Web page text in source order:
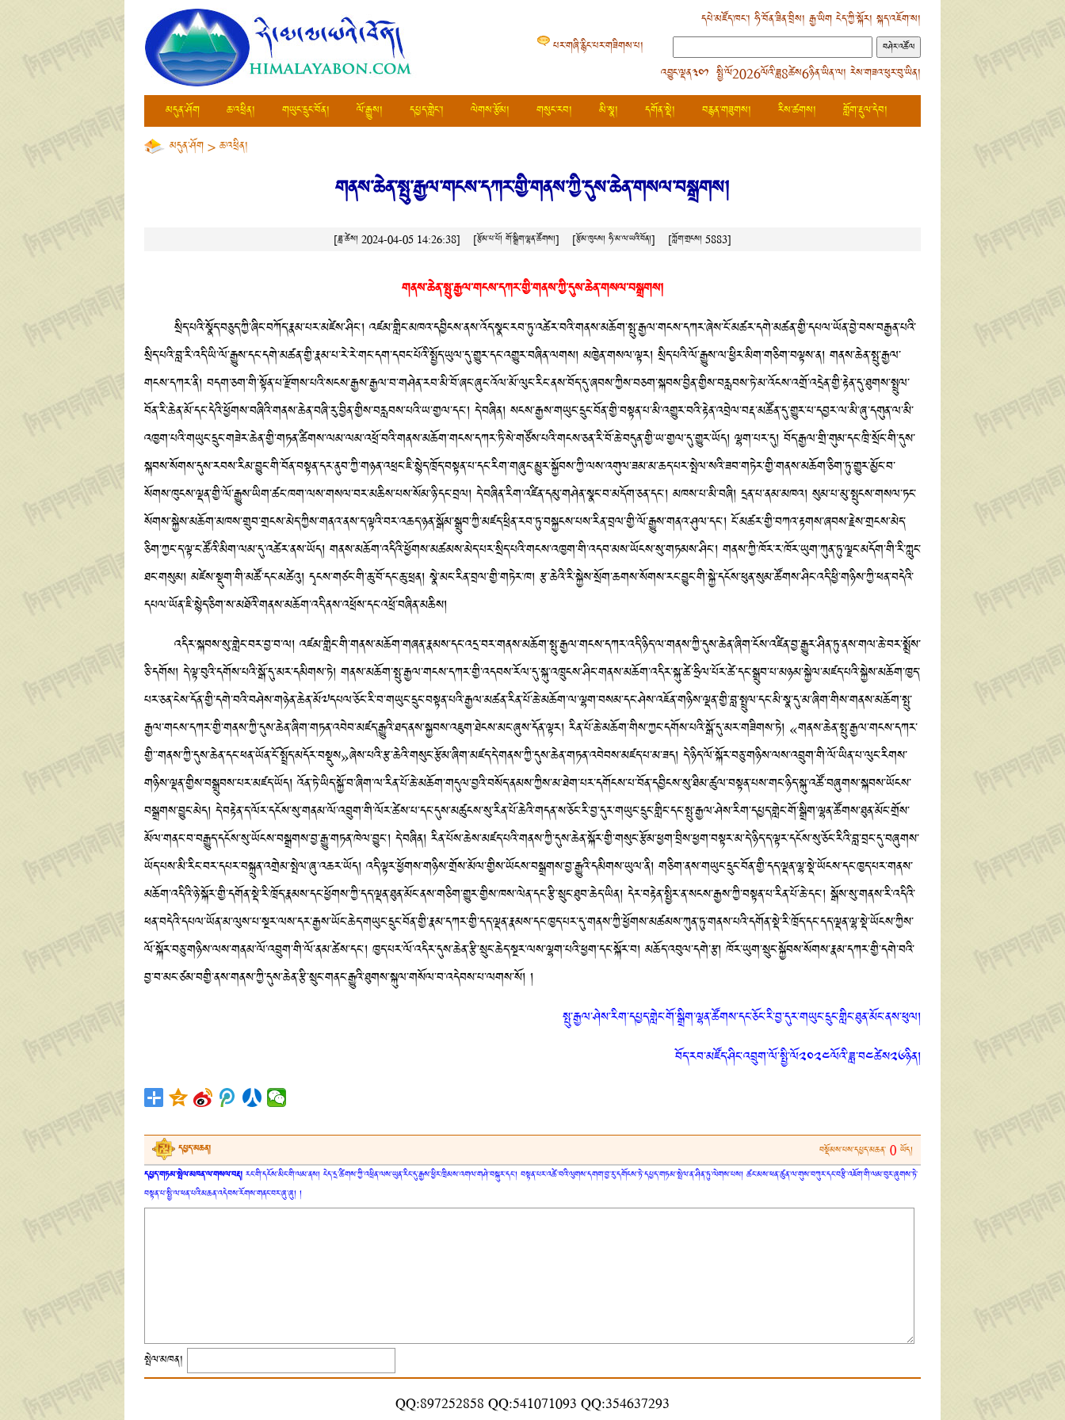
དཔེ་མཛོད་ཁང་། ཧི་བོན་ཟིན་བྲིས། རྒྱ་ཡིགངེད་ཀྱི་སྐོར། སྐད་འཇོག་ས།
པར་གཞི་རྙིང་པར་གཟིགས་པ།
འབྱུང་ལྡན༣༠༡ སྤྱི་ལོ2026ལོའི་ཟླ8ཚེས6ཉིན་ཡིན་ལ། རེས་གཟའ་ཕུར་བུ་ཡིན།
མདུན་ཤོག
ཆ་འཕྲིན། གཡུང་དྲུང་བོན། ལོ་རྒྱུས། དཔྱད་གླེང་། ལེགས་རྩོམ། གསུང་རབ། མི་སྣ། དགོན་སྡེ། བརྙན་གཟུགས། རིས་ཚགས།
གློག་རྡུལ་དེབ།
མདུན་ཤོག>ཆ་འཕྲིན།
​​​​​​​གནས་ཆེན་སྤུ་རྒྱལ་གངས་དཀར་གྱི་གནས་ཀྱི་དུས་ཆེན་གསལ་བསྒྲགས།
[ཟླ་ཚེས། 2024-04-05 14:26:38] [རྩོམ་པ་པོ། གོ་སྒྲིག་ལྷན་ཚོགས།] [རྩོམ་ཁུངས། ཧི་མ་ལ་ཡའི་བོན།] [ཀློག་གྲངས། 5883]
གནས་ཆེན་སྤུ་རྒྱལ་གངས་དཀར་གྱི་གནས་ཀྱི་དུས་ཆེན་གསལ་བསྒྲགས།
སྲིད་པའི་སྣོད་བཅུད་ཀྱི་ཞིང་བཀོད་རྣམ་པར་མཛེས་ཤིང་། འཛམ་གླིང་མཁའ་དབྱིངས་ནས་འོད་སྣང་རབ་ཏུ་འཚེར་བའི་གནས་མཆོག་སྤུ་རྒྱལ་གངས་དཀར་ཞེས་ངོ་མཚར་དགེ་མཚན་གྱི་དཔལ་ཡོན་བྱེ་བས་བརྒྱན་པའི་
སྲིད་པའི་བླ་རི་འདི་ཡི་ལོ་རྒྱུས་དང་དགེ་མཚན་གྱི་རྣམ་པ་རེ་རེ་གང་དག་དབང་པོའི་སྤྱོད་ཡུལ་དུ་གྱུར་དང་འགྱུར་བཞིན་ལགས། མཁྱེན་གསལ་ལྟར། སྲིད་པའི་ལོ་རྒྱུས་ལ་ཕྱིར་མིག་གཅིག་བལྟས་ན། གནས་ཆེན་སྤུ་རྒྱལ་
གངས་དཀར་ནི། བདག་ཅག་གི་སྟོན་པ་རྫོགས་པའི་སངས་རྒྱས་རྒྱལ་བ་གཤེན་རབ་མི་བོ་ཞང་ཞུང་འོལ་མོ་ལུང་རིང་ནས་བོད་དུ་ཞབས་ཀྱིས་བཅག་སྐབས་བྱིན་གྱིས་བརླབས་ཏེ་མ་འོངས་འགྲོ་འདྲེན་གྱི་རྟེན་དུ་ཐུགས་སྤྲུལ་
བོན་རི་ཆེན་མོ་དང་དེའི་ཕྱོགས་བཞིའི་གནས་ཆེན་བཞི་རུ་བྱིན་གྱིས་བརླབས་པའི་ཡ་གྱལ་དང་། དེ་བཞིན། སངས་རྒྱས་གཡུང་དྲུང་བོན་གྱི་བསྟན་པ་མི་འགྱུར་བའི་རྟེན་འབྲེལ་བརྡ་མཚོན་དུ་གྱུར་པ་དབྱར་ལ་མི་ཞུ་དགུན་ལ་མི་
འཁྱག་པའི་གཡུང་དྲུང་གཟེར་ཆེན་གྱི་གཏན་ཚིགས་ལམ་ལམ་འཕྲོ་བའི་གནས་མཆོག་གངས་དཀར་ཏི་སེ་གཙོས་པའི་གངས་ཅན་རི་བོ་ཆེ་བདུན་གྱི་ཡ་གྱལ་དུ་གྱུར་ཡོད། ལྷག་པར་དུ། བོད་རྒྱལ་གྲི་གུམ་དང་ཁྲི་སྲོང་གི་དུས་
སྐབས་སོགས་དུས་རབས་རིམ་བྱུང་གི་བོན་བསྟན་དར་ནུབ་ཀྱི་གཉན་འཕྲང་ཇི་སྙེད་ཁྲོད་བསྟན་པ་དང་རིག་གཞུང་མྱུར་སྐྱོབས་ཀྱི་ལས་འགུལ་ཟམ་མ་ཆད་པར་སྤེལ་སའི་ཟབ་གཏེར་གྱི་གནས་མཆོག་ཅིག་ཏུ་གྱུར་མྱོང་བ་
སོགས་ཁུངས་ལྡན་གྱི་ལོ་རྒྱུས་ཡིག་ཚང་ཁག་ལས་གསལ་བར་མཆིས་པས་སོམ་ཉི་དང་བྲལ། དེ་བཞིན་རིག་འཛིན་དམུ་གཤེན་སྣང་བ་མདོག་ཅན་དང་། མཁས་པ་མི་བཞི། དྲན་པ་ནམ་མཁའ། སུམ་པ་མུ་སྤུངས་གསལ་ཏང་
སོགས་སྐྱེས་མཆོག་མཁས་གྲུབ་གྲངས་མེད་ཀྱིས་གནའ་ནས་ད་ལྟའི་བར་འཆད་ཉན་སྒོམ་སྒྲུབ་ཀྱི་མཛད་ཕྲིན་རབ་ཏུ་བསྐྱངས་པས་རིན་བྲལ་གྱི་ལོ་རྒྱུས་གནའ་ཤུལ་དང་། ངོ་མཚར་གྱི་བཀའ་རྟགས་ཞབས་རྗེས་གྲངས་མེད་
ཅིག་ཀྱང་ད་ལྟ་ང་ཚོའི་མིག་ལམ་དུ་འཚེར་ནས་ཡོད། གནས་མཆོག་འདིའི་ཕྱོགས་མཚམས་མེད་པར་སྲིད་པའི་གངས་འཁྱག་གི་འདབ་མས་ཡོངས་སུ་གཏམས་ཤིང་། གནས་ཀྱི་ཁོར་ར་ཁོར་ཡུག་ཀུན་ཏུ་ལྗང་མདོག་གི་རི་ཀླུང་
ཐང་གསུམ། མཛེས་སྡུག་གི་མཚོ་དང་མཚེའུ། དྭངས་གཙང་གི་ཆུ་བོ་དང་ཆུ་ཕྲན། སྣེ་མང་རིན་བྲལ་གྱི་གཏེར་ཁ། རྩ་ཆེའི་རི་སྐྱེས་སྲོག་ཆགས་སོགས་རང་བྱུང་གི་སྐྱེ་དངོས་ཕུན་སུམ་ཚོགས་ཤིང་འདི་ཕྱི་གཉིས་ཀྱི་ཕན་བདེའི་
དཔལ་ཡོན་ཇི་སྙེད་ཅིག་ས་མཐོའི་གནས་མཆོག་འདི་ནས་འཕྲོས་དང་འཕྲོ་བཞིན་མཆིས།
འདིར་སྐབས་སུ་གླེང་བར་བྱ་བ་ལ། འཛམ་གླིང་གི་གནས་མཆོག་གཞན་རྣམས་དང་འདྲ་བར་གནས་མཆོག་སྤུ་རྒྱལ་གངས་དཀར་འདི་ཉིད་ལ་གནས་ཀྱི་དུས་ཆེན་ཞིག་ངོས་འཛིན་བྱ་རྒྱུར་ཤིན་ཏུ་ནས་གལ་ཆེ་བར་སྨྲོས་
ཅི་དགོས། དེ་ལྟ་བུའི་དགོས་པའི་སྒོ་དུ་མར་དམིགས་ཏེ། གནས་མཆོག་སྤུ་རྒྱལ་གངས་དཀར་གྱི་འདབས་རོལ་དུ་སྐུ་འཁྲུངས་ཤིང་གནས་མཆོག་འདིར་སྐུ་ཚེ་ཧྲིལ་པོར་ཚེ་དང་སྒྲུབ་པ་མཉམ་སྐྱེལ་མཛད་པའི་སྐྱེས་མཆོག་ཁྱད་
པར་ཅན་ངེས་དོན་གྱི་དགེ་བའི་བཤེས་གཉེན་ཆེན་མོ༧དཔལ་ཅོང་རི་བ་གཡུང་དྲུང་བསྟན་པའི་རྒྱལ་མཚན་རིན་པོ་ཆེ་མཆོག་ལ་ལྷག་བསམ་དང་ཤེས་འཇོན་གཉིས་ལྡན་གྱི་བླ་སྤྲུལ་དང་མི་སྣ་དུ་མ་ཞིག་གིས་གནས་མཆོག་སྤུ་
རྒྱལ་གངས་དཀར་གྱི་གནས་ཀྱི་དུས་ཆེན་ཞིག་གཏན་འབེབ་མཛད་རྒྱུའི་ཐད་ནས་སྐྱབས་འཇུག་ཐེངས་མང་ཞུས་དོན་ལྟར། རིན་པོ་ཆེ་མཆོག་གིས་ཀྱང་དགོས་པའི་སྒོ་དུ་མར་གཟིགས་ཏེ། «གནས་ཆེན་སྤུ་རྒྱལ་གངས་དཀར་
གྱི་་གནས་ཀྱི་དུས་ཆེན་དང་ཕན་ཡོན་ངོ་སྤྲོད་མདོར་བསྡུས»ཞེས་པའི་རྩ་ཆེའི་གསུང་རྩོམ་ཞིག་མཛད་དེ་གནས་ཀྱི་དུས་ཆེན་གཏན་འབེབས་མཛད་པ་མ་ཟད། དེ་ཉིད་ལོ་སྐོར་བཅུ་གཉིས་ལས་འབྲུག་གི་ལོ་ཡིན་པ་ལུང་རིགས་
གཉིས་ལྡན་གྱིས་བསྒྲུབས་པར་མཛད་ཡོད། འོན་ཏེ་ཡིད་སྐྱོ་བ་ཞིག་ལ་རིན་པོ་ཆེ་མཆོག་གདུལ་བྱའི་བསོད་ནམས་ཀྱིས་མ་ཐེག་པར་དགོངས་པ་བོན་དབྱིངས་སུ་ཐིམ་ཚུལ་བསྟན་པས་གང་ཉིད་སྐུ་འཚོ་བཞུགས་སྐབས་ཡོངས་
བསྒྲགས་བྱུང་མེད། དེ་བརྟེན་ད་ལོར་དངོས་སུ་གནམ་ལོ་འབྲུག་གི་ལོར་ཚེས་པ་དང་དུས་མཚུངས་སུ་རིན་པོ་ཆེའི་གདན་ས་ཅོང་རི་བྱ་དུར་གཡུང་དྲུང་གླིང་དང་སྤུ་རྒྱལ་ཤེས་རིག་དཔྱད་གླེང་གོ་སྒྲིག་ལྷན་ཚོགས་ཐུན་མོང་གྲོས་
མོལ་གནང་བ་བརྒྱུད་དངོས་སུ་ཡོངས་བསྒྲགས་བྱ་རྒྱུ་གཏན་ཁེལ་བྱུང་། དེ་བཞིན། རིན་པོས་ཆེས་མཛད་པའི་གནས་ཀྱི་དུས་ཆེན་སྐོར་གྱི་གསུང་རྩོམ་ཕྱག་བྲིས་ཕྱག་བསྟར་མ་དེ་ཉིད་ད་ལྟར་དངོས་སུ་ཅོང་རིའི་བླ་བྲང་དུ་བཞུགས་
ཡོད་པས་མི་རིང་བར་དཔར་བསྐྲུན་འགྲེམ་སྤེལ་ཞུ་འཆར་ཡོད། འདི་ལྟར་ཕྱོགས་གཉིས་གྲོས་མོལ་གྱིས་ཡོངས་བསྒྲགས་བྱ་རྒྱུའི་དམིགས་ཡུལ་ནི། གཅིག་ནས་གཡུང་དྲུང་བོན་གྱི་དད་ལྡན་ལྷ་སྡེ་ཡོངས་དང་ཁྱད་པར་གནས་
མཆོག་འདིའི་ཉེ་སྐོར་གྱི་དགོན་སྡེ་རི་ཁྲོད་རྣམས་དང་ཕྱོགས་ཀྱི་དད་ལྡན་ཐུན་མོང་ནས་གཅིག་གྱུར་གྱིས་ཁས་ལེན་དང་རྩི་སྲུང་ཐུབ་ཆེད་ཡིན། དེར་བརྟེན་སྤྱིར་ན་སངས་རྒྱས་ཀྱི་བསྟན་པ་རིན་པོ་ཆེ་དང་། སྒོས་སུ་གནས་རི་འདིའི་
ཕན་བདེའི་དཔལ་ཡོན་མ་ལུས་པ་སྔར་ལས་དར་རྒྱས་ཡོང་ཆེད་གཡུང་དྲུང་བོན་གྱི་རྣམ་དཀར་གྱི་དད་ལྡན་རྣམས་དང་ཁྱད་པར་དུ་གནས་ཀྱི་ཕྱོགས་མཚམས་ཀུན་ཏུ་གནས་པའི་དགོན་སྡེ་རི་ཁྲོད་དང་དད་ལྡན་ལྷ་སྡེ་ཡོངས་ཀྱིས་
ལོ་སྐོར་བཅུ་གཉིས་ལས་གནམ་ལོ་འབྲུག་གི་ལོ་ནམ་ཚེས་དང་། ཁྱད་པར་ལོ་འདིར་དུས་ཆེན་རྩི་སྲུང་ཆེད་སྔར་ལས་ལྷག་པའི་ཕྱག་དང་སྐོར་བ། མཆོད་འབུལ་དགེ་རྩ། ཁོར་ཡུག་སྲུང་སྐྱོབས་སོགས་རྣམ་དཀར་གྱི་དགེ་བའི་
བྱ་བ་མང་ཙམ་བགྱི་ནས་གནས་ཀྱི་དུས་ཆེན་རྩི་སྲུང་གནང་རྒྱུའི་ཐུགས་སྐུལ་གསོལ་བ་འདེབས་པ་ལགས་སོ། །
སྤུ་རྒྱལ་ཤེས་རིག་དཔྱད་གླེང་གོ་སྒྲིག་ལྷན་ཚོགས་དང་ཅོང་རི་བྱ་དུར་གཡུང་དྲུང་གླིང་ཐུན་མོང་ནས་ཕུལ།
བོད་རབ་མཛོད་ཤིང་འབྲུག་ལོ་སྤྱི་ལོ༢༠༢༤ལོའི་ཟླ་བ༤ཚེས༢༦ཉིན།
བསྡོམས་པས་དཔྱད་མཆན་ 0 ཡོད།
དཔྱད་མཆན།
དཔྱད་གཏམ་སྤེལ་མཁན་ལ་གསལ་བརྡ།རང་གི་དངོས་མིང་གི་ལམ་ནས། ངེད་དྲ་ཚིགས་ཀྱི་འཕྲིན་ལས་ཡུན་རིང་དུ་རྒྱས་ཕྱིར་ཁྲིམས་འགལ་གཤེ་བསྐུར་དང་། བསྟན་པར་འཚེ་བའི་ལུགས་དགག་བྱ་རུ་དགོངས་ཏེ་དཔྱད་གཏམ་སྤེལ་ན་ཤིན་ཏུ་ལེགས་པས། ཚང་མས་ཕན་ཚུན་ལ་གུས་བཀུར་དང་བརྩི་འཇོག་གི་ལམ་བུར་ཞུགས་ཏེ་
བསྟན་པ་སྤྱི་ལ་ཕན་པའི་མཆན་འདེབས་རོགས་གནང་བར་ཞུ་ཞུ། །
སྤེལ་མཁན།
QQ:897252858 QQ:541071093 QQ:354637293